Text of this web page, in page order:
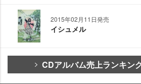
2015年02月11日発売
イシュメル
CDアルバム売上ランキン